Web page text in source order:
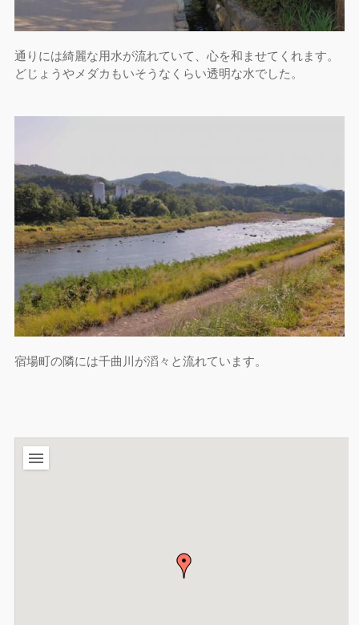
通りには綺麗な用水が流れていて、心を和ませてくれます。
どじょうやメダカもいそうなくらい透明な水でした。
宿場町の隣には千曲川が滔々と流れています。